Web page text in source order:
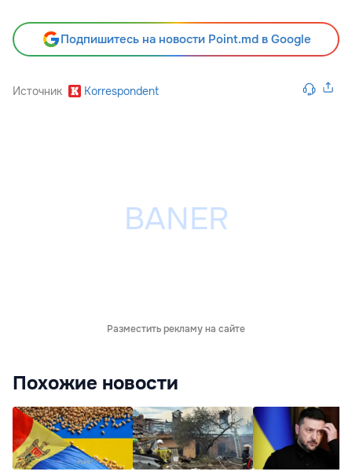
Подпишитесь на новости Point.md в Google
Источник Korrespondent
Разместить рекламу на сайте
Похожие новости